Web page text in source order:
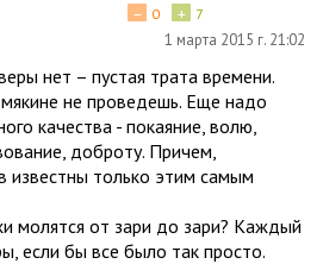
+ 7
− 0
1 марта 2015 г. 21:02
нет – пустая трата времени.
не проведешь. Еще надо
качества - покаяние, волю,
доброту. Причем,
известны только этим самым
молятся от зари до зари? Каждый
если бы все было так просто.